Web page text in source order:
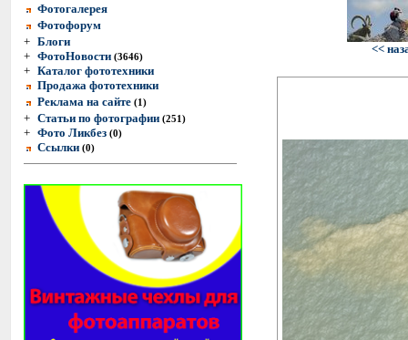
Фотогалерея
Фотофорум
+ Блоги
+ ФотоНовости (3646)
+ Каталог фототехники
Продажа фототехники
Реклама на сайте (1)
+ Статьи по фотографии (251)
+ Фото Ликбез (0)
Ссылки (0)
<<